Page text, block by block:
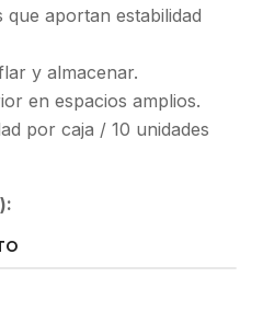
que aportan estabilidad
y almacenar.
en espacios amplios.
por caja / 10 unidades